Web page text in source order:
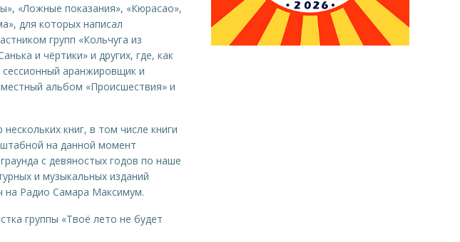
«Ложные показания», «Кюрасао»,
для которых написал
групп «Кольчуга из
и чёртики» и других, где, как
сессионный аранжировщик и
альбом «Происшествия» и
книг, в том числе книги
на данной момент
с девяностых годов по наше
и музыкальных изданий
на Радио Самара Максимум.
группы «Твоё лето не будет